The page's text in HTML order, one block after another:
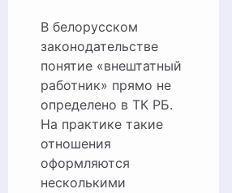
В белорусском
законодательстве
понятие «внештатный
работник» прямо не
определено в ТК РБ.
На практике такие
отношения
оформляются
несколькими